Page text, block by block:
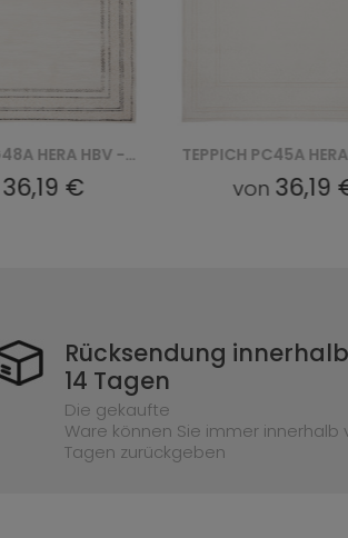
TEPPICH PG48A HERA HBV - BIAŁY TEPPICH PC45A HERA GZU - BIAŁY
36,19 €
Rücksendung
14 Tagen
Die gekaufte
Ware können Sie immer innerhalb
Tagen zurückgeben